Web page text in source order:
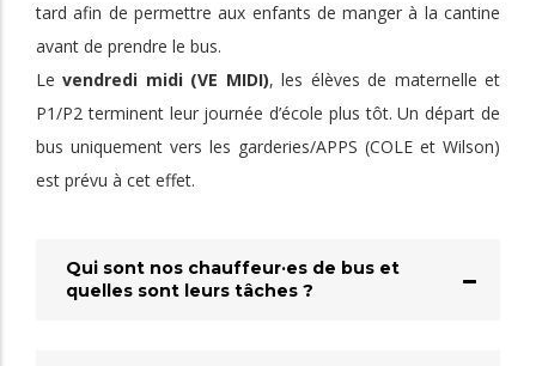
tard afin de permettre aux enfants de manger à la cantine
avant de prendre le bus.
Levendredi midi (VE MIDI), les élèves de maternelle et
P1/P2 terminent leur journée d’école plus tôt. Un départ de
bus uniquement vers les garderies/APPS (COLE et Wilson)
est prévu à cet effet.
Qui sont nos chauffeur·es de bus et
quelles sont leurs tâches ?